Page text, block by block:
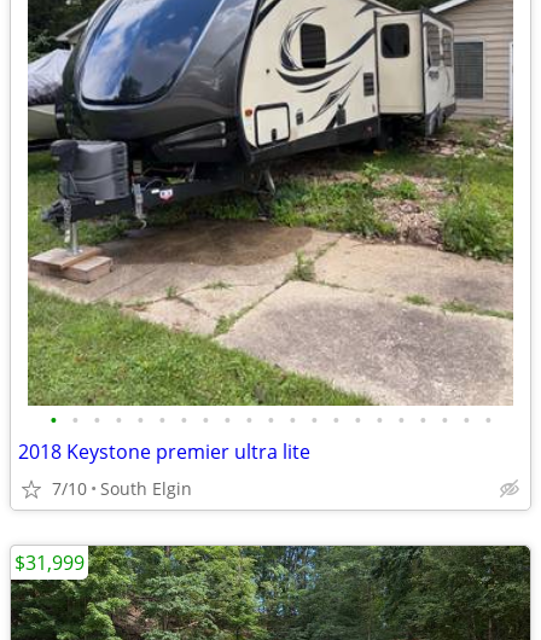
• • • • • • • • • • • • • • • • • • • • •
2018 Keystone premier ultra lite
7/10 South Elgin
$31,999